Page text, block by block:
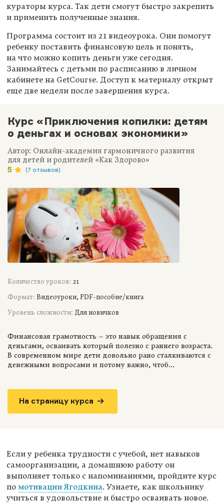
кураторы курса. Так дети смогут быстро закрепить
и применить полученные знания.
Программа состоит из 21 видеоурока. Они помогут
ребенку поставить финансовую цель и понять,
на что можно копить деньги уже сегодня.
Занимайтесь с детьми по расписанию в личном
кабинете на GetCourse. Доступ к материалу открыт
еще две недели после завершения курса.
Курс «Приключения копилки: детям
о деньгах и основах экономики»
Автор: Онлайн-академия гармоничного развития
для детей и родителей «Как Здорово»
5 (7 отзывов)
Количество уроков: 21
Формат: Видеоуроки, PDF-пособие/книга
Уровень сложности: Для новичков
Финансовая грамотность – это навык обращения с
деньгами, осваивать который полезно с раннего возраста.
В современном мире дети довольно рано сталкиваются с
денежными вопросами и потому важно, чтоб...
На страницу курса
Если у ребенка трудности с учебой, нет навыков
самоорганизации, а домашнюю работу он
выполняет только с напоминаниями, пройдите курс
по мотивации Ягодкина. Узнаете, как школьнику
учиться в удовольствие и быстро осваивать новое.